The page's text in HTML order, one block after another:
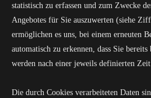
statistisch zu erfassen und zum Zwecke
Angebotes für Sie auszuwerten (siehe
ermöglichen es uns, bei einem erneuten
automatisch zu erkennen, dass Sie
werden nach einer jeweils definierten Zeit
Die durch Cookies verarbeiteten Daten